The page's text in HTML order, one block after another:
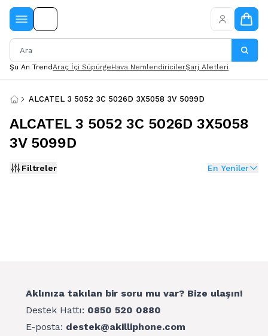
Şu An TrendAraç İçi SüpürgeHava NemlendiricilerŞarj Aletleri
ALCATEL 3 5052 3C 5026D 3X5058 3V 5099D
ALCATEL 3 5052 3C 5026D 3X5058
3V 5099D
Filtreler En Yeniler
Aklınıza takılan bir soru mu var? Bize ulaşın!
Destek Hattı: 0850 520 0880
E-posta: destek@akilliphone.com